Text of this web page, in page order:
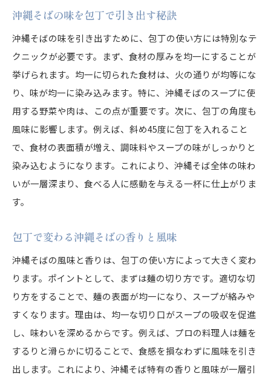
沖縄そばの味を包丁で引き出す秘訣
沖縄そばの味を引き出すために、包丁の使い方には特別なテ
クニックが必要です。まず、食材の厚みを均一にすることが
挙げられます。均一に切られた食材は、火の通りが均等にな
り、味が均一に染み込みます。特に、沖縄そばのスープに使
用する野菜や肉は、この点が重要です。次に、包丁の角度も
風味に影響します。例えば、斜め45度に包丁を入れること
で、食材の表面積が増え、調味料やスープの味がしっかりと
染み込むようになります。これにより、沖縄そば全体の味わ
いが一層深まり、食べる人に感動を与える一杯に仕上がりま
す。
包丁で変わる沖縄そばの香りと風味
沖縄そばの風味と香りは、包丁の使い方によって大きく変わ
ります。ポイントとして、まずは麺の切り方です。適切な切
り方をすることで、麺の表面が均一になり、スープが絡みや
すくなります。理由は、均一な切り口がスープの吸収を促進
し、味わいを深めるからです。例えば、プロの料理人は麺を
するりと滑らかに切ることで、食感を損なわずに風味を引き
出します。これにより、沖縄そば特有の香りと風味が一層引